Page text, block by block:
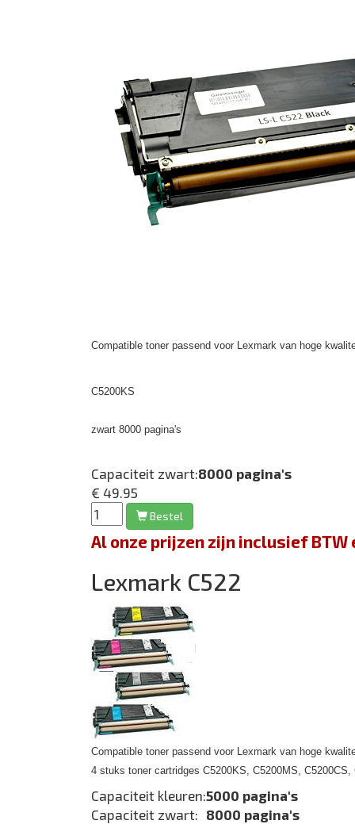
Compatible toner passend voor Lexmark van hoge
C5200KS
zwart 8000 pagina's
Capaciteit zwart:8000 pagina's
€ 49.95
Bestel
Al onze prijzen zijn inclusief
Lexmark C522
Compatible toner passend voor Lexmark van hoge
4 stuks toner cartridges C5200KS, C5200MS,
Capaciteit kleuren:5000 pagina's
Capaciteit zwart: 8000 pagina's